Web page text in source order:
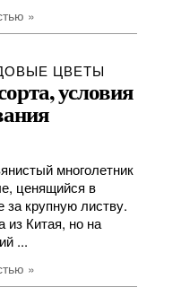
»
ЦВЕТЫ
условия
многолетник
ценящийся в
за крупную листву.
из Китая, но на
...
»